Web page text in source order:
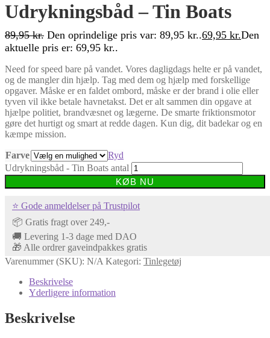
Udrykningsbåd – Tin Boats
89,95kr. Den oprindelige pris var: 89,95 kr..69,95 kr.Den
aktuelle pris er: 69,95 kr..
Need for speed bare på vandet. Vores dagligdags helte er på vandet,
og de mangler din hjælp. Tag med dem og hjælp med forskellige
opgaver. Måske er en faldet ombord, måske er der brand i olie eller
tyven vil ikke betale havnetakst. Det er alt sammen din opgave at
hjælpe politiet, brandvæsnet og lægerne. De smarte friktionsmotor
gøre det hurtigt og smart at redde dagen. Kun dig, dit badekar og en
kæmpe mission.
Farve
Ryd
Udrykningsbåd - Tin Boats antal
KØB NU
⭐ Gode anmeldelser på Trustpilot
📦 Gratis fragt over 249,-
🚚 Levering 1-3 dage med DAO
🎁 Alle ordrer gaveindpakkes gratis
Varenummer (SKU): N/A Kategori: Tinlegetøj
Beskrivelse
Yderligere information
Beskrivelse